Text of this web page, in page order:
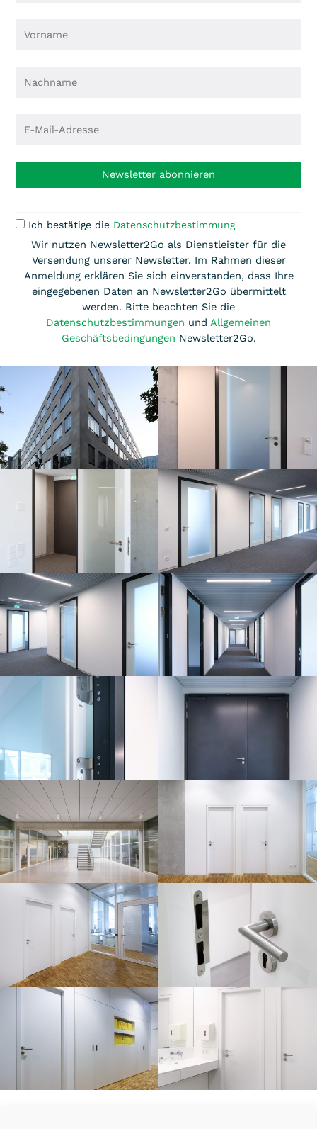
Newsletter abonnieren
Ich bestätige die Datenschutzbestimmung
Wir nutzen Newsletter2Go als Dienstleister für die
Versendung unserer Newsletter. Im Rahmen dieser
Anmeldung erklären Sie sich einverstanden, dass Ihre
eingegebenen Daten an Newsletter2Go übermittelt
werden. Bitte beachten Sie die
Datenschutzbestimmungen und Allgemeinen
Geschäftsbedingungen Newsletter2Go.